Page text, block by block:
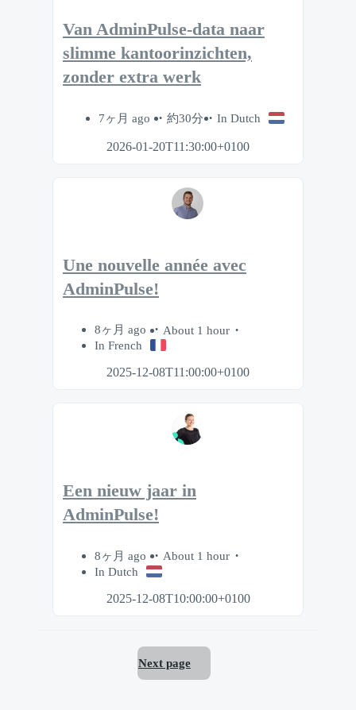
Van AdminPulse-data naar
slimme kantoorinzichten,
zonder extra werk
7ヶ月 ago 約30分 In Dutch
2026-01-20T11:30:00+0100
Une nouvelle année avec
AdminPulse!
8ヶ月 ago
About 1 hour
In French
2025-12-08T11:00:00+0100
Een nieuw jaar in
AdminPulse!
8ヶ月 ago
About 1 hour
In Dutch
2025-12-08T10:00:00+0100
Next page